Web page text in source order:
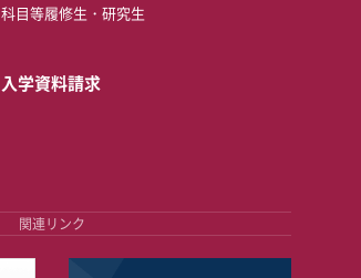
科目等履修生・研究生
入学資料請求
関連リンク